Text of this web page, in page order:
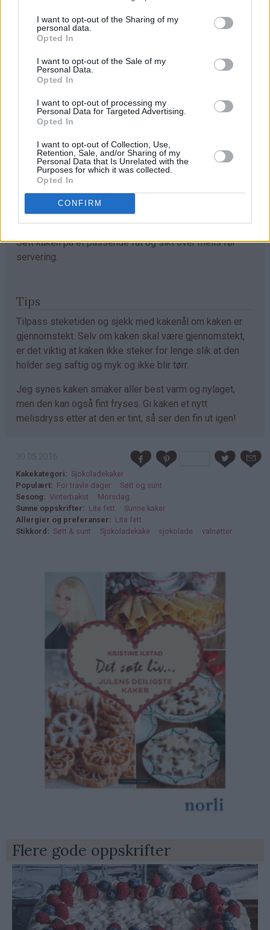
I want to opt-out of the Sharing of my
personal data.
Opted In
I want to opt-out of the Sale of my
Personal Data.
Opted In
I want to opt-out of processing my
Personal Data for Targeted Advertising.
Opted In
I want to opt-out of Collection, Use,
Retention, Sale, and/or Sharing of my
Personal Data that Is Unrelated with the
Purposes for which it was collected.
Opted In
CONFIRM
melisdryss
Fremgangsmåte
Pisk egg og sukker til eggedosis. Sikt i det tørre. Rør i
kesam, og bland godt med en stålvisp, slik at du får en
klumpfri kakedeig. Tilsett grovt hakkede valnøtter til
slutt (nøttene kan sløyfes).
Ha deigen i en rund form (24 cm i diameter) med
bakepapir i bunnen. Stek kaken midt i ovnen ved 200°C i
ca 30 min (se tips).
Avkjøl kaken en stund i formen før du tar den ut av
Sett kaken på et passende fat og sikt over melis før
servering.
Tips
Tilpass steketiden og sjekk med kakenål om kaken er
gjennomstekt. Selv om kaken skal være gjennomstekt,
er det viktig at kaken ikke steker for lenge slik at den
holder seg saftig og myk og ikke blir tørr.
Jeg synes kaken smaker aller best varm og nylaget,
men den kan også fint fryses. Gi kaken et nytt
melisdryss etter at den er tint, så ser den fin ut igen!
Kakekategori
Sjokoladekaker
Populært
For travle dager
Søtt og sunt
Sesong
Vinterbakst
Morsdag
Sunne oppskrifter
Lite fett
Sunne kaker
Allergier og preferanser
Lite fett
Stikkord
Søtt & sunt Sjokoladekake sjokolade valnøtter